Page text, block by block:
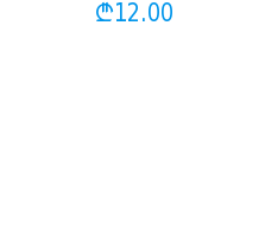
₾12.00